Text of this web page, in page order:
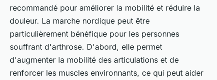
recommandé pour améliorer la mobilité et réduire la
douleur. La marche nordique peut être
particulièrement bénéfique pour les personnes
souffrant d'arthrose. D'abord, elle permet
d'augmenter la mobilité des articulations et de
renforcer les muscles environnants, ce qui peut aider